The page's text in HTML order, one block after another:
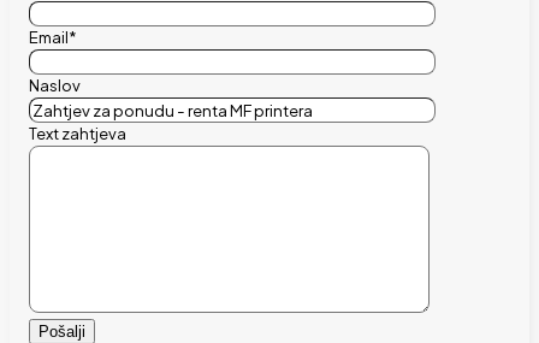
Email*
Naslov
Text zahtjeva